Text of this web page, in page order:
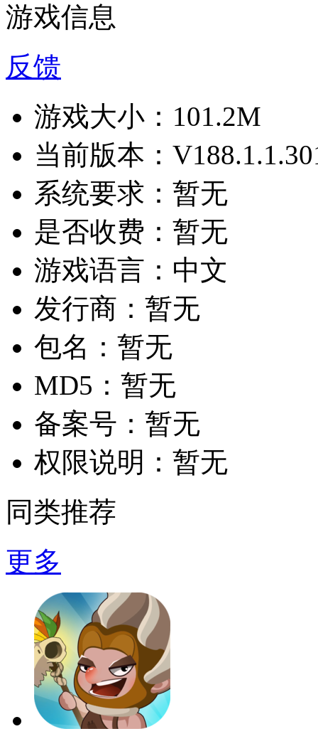
游戏信息
反馈
游戏大小： 101.2M
当前版本：
系统要求： 暂无
是否收费： 暂无
游戏语言： 中文
发行商： 暂无
包名： 暂无
MD5： 暂无
备案号： 暂无
权限说明： 暂无
同类推荐
更多